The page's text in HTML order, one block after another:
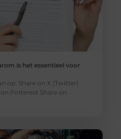
is het essentieel voor
op: Share on X (Twitter)
Pinterest Share on